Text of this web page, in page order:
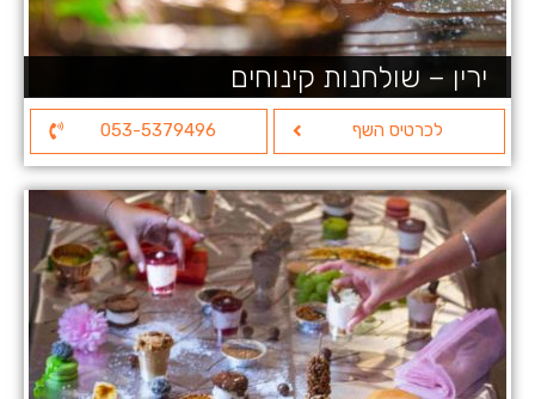
ירין – שולחנות קינוחים
לכרטיס השף 053-5379496